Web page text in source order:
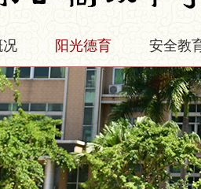
况 阳光德育 安全教